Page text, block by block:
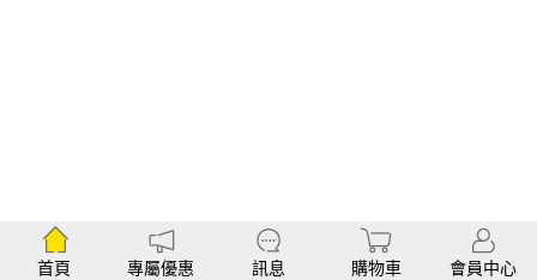
首頁 專屬優惠 訊息 購物車 會員中心